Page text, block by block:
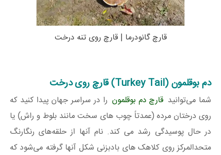
قارچ گانودرما | قارچ روی تنه درخت
دم بوقلمون (Turkey Tail) قارچ روی درخت
شما می‌توانید قارچ دم بوقلمون را در سراسر جهان پیدا کنید که
روی درختان مرده (عمدتاً چوب های سخت مانند بلوط و راش) یا
در حال پوسیدگی رشد می کند. نام آنها از حلقه‌های رنگارنگ
متحدالمرکز روی کلاهک های بادبزنی شکل آنها گرفته می‌شود که